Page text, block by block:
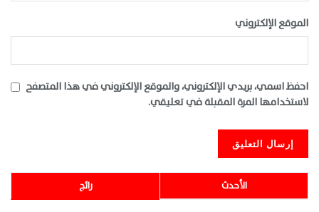
الموقع الإلكتروني
احفظ اسمي، بريدي الإلكتروني، والموقع الإلكتروني في هذا المتصفح
لاستخدامها المرة المقبلة في تعليقي.
رائج الأحدث